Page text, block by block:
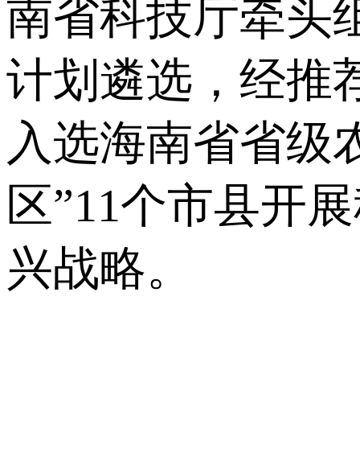
南省科技厅牵头
计划遴选，经推
入选海南省省级
区”11个市县开
兴战略。